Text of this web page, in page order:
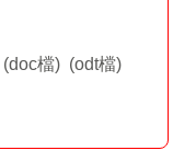
(doc檔) (odt檔)